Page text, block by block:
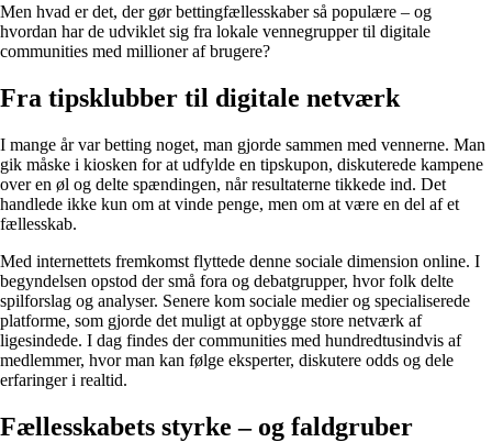
Men hvad er det, der gør bettingfællesskaber så populære – og
hvordan har de udviklet sig fra lokale vennegrupper til digitale
communities med millioner af brugere?
Fra tipsklubber til digitale netværk
I mange år var betting noget, man gjorde sammen med vennerne. Man
gik måske i kiosken for at udfylde en tipskupon, diskuterede kampene
over en øl og delte spændingen, når resultaterne tikkede ind. Det
handlede ikke kun om at vinde penge, men om at være en del af et
fællesskab.
Med internettets fremkomst flyttede denne sociale dimension online. I
begyndelsen opstod der små fora og debatgrupper, hvor folk delte
spilforslag og analyser. Senere kom sociale medier og specialiserede
platforme, som gjorde det muligt at opbygge store netværk af
ligesindede. I dag findes der communities med hundredtusindvis af
medlemmer, hvor man kan følge eksperter, diskutere odds og dele
erfaringer i realtid.
Fællesskabets styrke – og faldgruber